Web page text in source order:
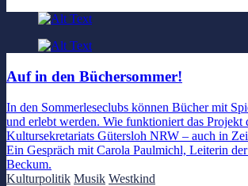
Auf in den Büchersommer!
In den Sommerleseclubs können Bücher mit
und erlebt werden. Wie funktioniert das Projekt
Kultursekretariats Gütersloh NRW – auch in
Ein Gespräch mit Carola Paulmichl, Leiterin
Beckum.
Kulturpolitik Musik Westkind